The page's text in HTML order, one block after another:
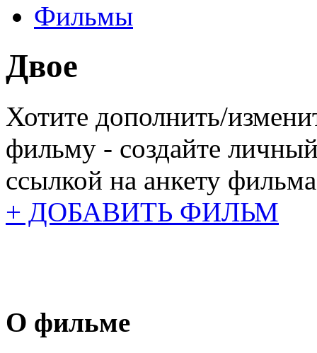
Фильмы
Двое
Хотите дополнить/
фильму - создайте
ссылкой на анкету
+ ДОБАВИТЬ ФИЛЬМ
О фильме